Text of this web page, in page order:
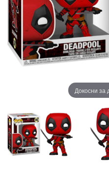
Докосни